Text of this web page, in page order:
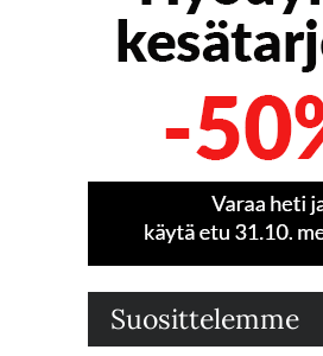
Suosittelemme